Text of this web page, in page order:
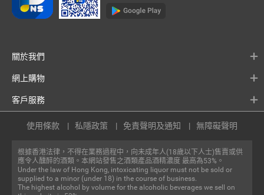
關於我們
網上購物
客戶服務
根據香港法律，不得在業務過程中，向未成年人(18歲以下人士)售賣或供
應令人醺醉的酒類。本網站發售之酒類產品酒精濃度 最高為53%。
Under the law of Hong Kong, intoxicating liquor must not be sold or
supplied to a minor (under 18) in the course of business.
The highest alcohol by volume for the alcoholic beverages we sell on
使用條款 私隱政策 免責聲明及通知 無障礙聲明